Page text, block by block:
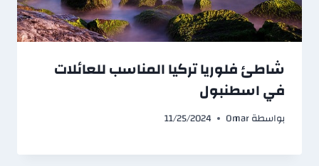
شاطئ فلوريا تركيا المناسب للعائلات
في اسطنبول
بواسطةOmar
11/25/2024